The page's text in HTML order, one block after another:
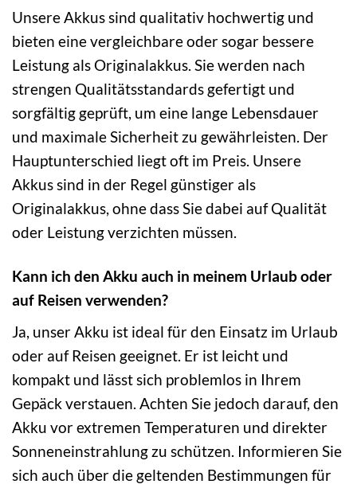
Unsere Akkus sind qualitativ hochwertig und
bieten eine vergleichbare oder sogar bessere
Leistung als Originalakkus. Sie werden nach
strengen Qualitätsstandards gefertigt und
sorgfältig geprüft, um eine lange Lebensdauer
und maximale Sicherheit zu gewährleisten. Der
Hauptunterschied liegt oft im Preis. Unsere
Akkus sind in der Regel günstiger als
Originalakkus, ohne dass Sie dabei auf Qualität
oder Leistung verzichten müssen.
Kann ich den Akku auch in meinem Urlaub oder
auf Reisen verwenden?
Ja, unser Akku ist ideal für den Einsatz im Urlaub
oder auf Reisen geeignet. Er ist leicht und
kompakt und lässt sich problemlos in Ihrem
Gepäck verstauen. Achten Sie jedoch darauf, den
Akku vor extremen Temperaturen und direkter
Sonneneinstrahlung zu schützen. Informieren Sie
sich auch über die geltenden Bestimmungen für